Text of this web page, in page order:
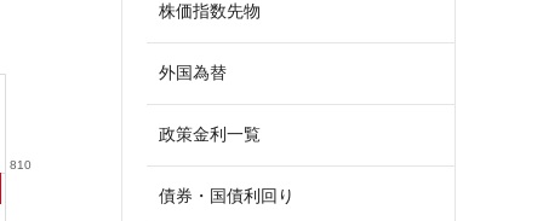
810
株価指数先物
外国為替
政策金利一覧
債券・国債利回り